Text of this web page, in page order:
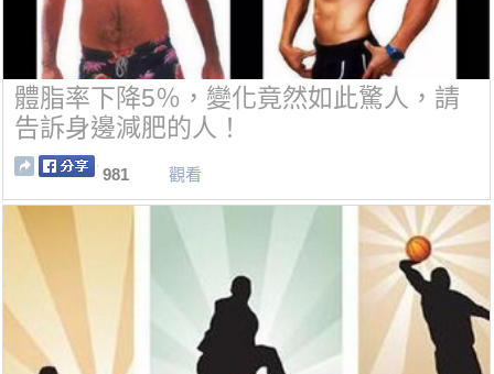
體脂率下降5％，變化竟然如此驚人，請
告訴身邊減肥的人！
981 觀看